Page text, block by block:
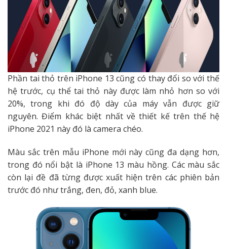
Phần tai thỏ trên iPhone 13 cũng có thay đổi so với thế
hệ trước, cụ thể tai thỏ này được làm nhỏ hơn so với
20%, trong khi đó độ dày của máy vẫn được giữ
nguyên. Điểm khác biệt nhất về thiết kế trên thế hệ
iPhone 2021 này đó là camera chéo.
Màu sắc trên mẫu iPhone mới này cũng đa dạng hơn,
trong đó nổi bật là iPhone 13 màu hồng. Các màu sắc
còn lại đề đã từng được xuất hiện trên các phiên bản
trước đó như trắng, đen, đỏ, xanh blue.